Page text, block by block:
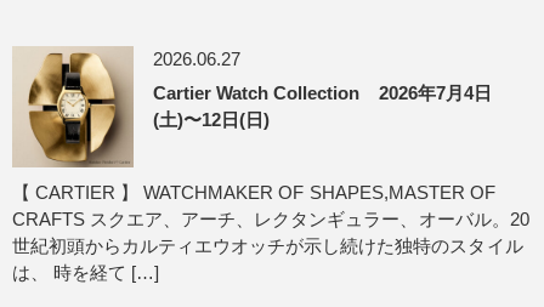
2026.06.27
Cartier Watch Collection 2026年7月4日
(土)〜12日(日)
【 CARTIER 】 WATCHMAKER OF SHAPES,MASTER OF
CRAFTS スクエア、アーチ、レクタンギュラー、オーバル。20
世紀初頭からカルティエウオッチが示し続けた独特のスタイル
は、 時を経て […]